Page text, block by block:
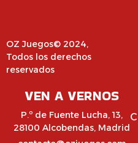
OZ Juegos© 2024,
Todos los derechos
reservados
VEN A VERNOS
P.º de Fuente Lucha, 13,
28100 Alcobendas, Madrid